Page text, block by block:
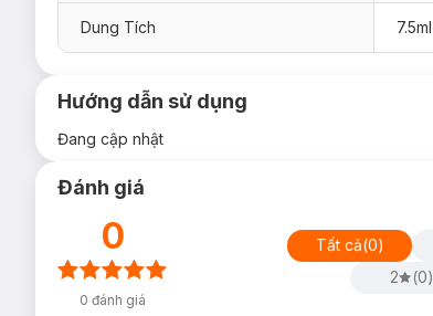
Dung Tích 7.5ml
Hướng dẫn sử dụng
Đang cập nhật
Đánh giá
0
0 đánh giá
Tất cả(0)
2
(0)